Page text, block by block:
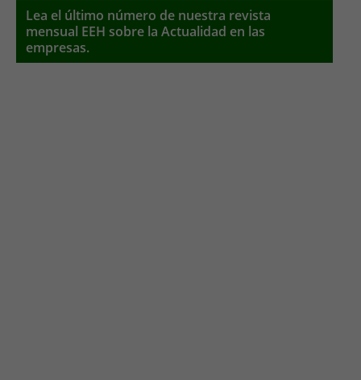
Lea el último número de nuestra revista
mensual EEH sobre la Actualidad en las
empresas.